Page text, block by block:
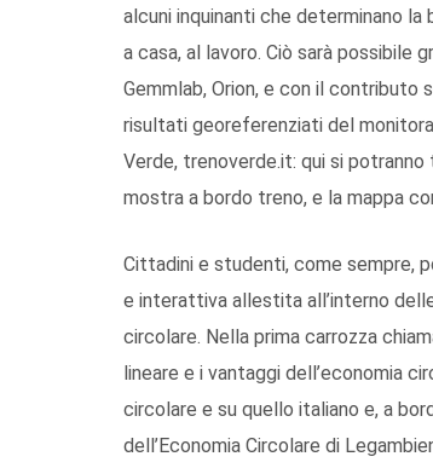
alcuni inquinanti che determinano la
a casa, al lavoro. Ciò sarà possibile
Gemmlab, Orion, e con il contributo
risultati georeferenziati del
Verde, trenoverde.it: qui si
mostra a bordo treno, e la mappa
Cittadini e studenti, come sempre,
e interattiva allestita all’interno
circolare. Nella prima carrozza
lineare e i vantaggi dell’economia
circolare e su quello italiano e, a
dell’Economia Circolare di